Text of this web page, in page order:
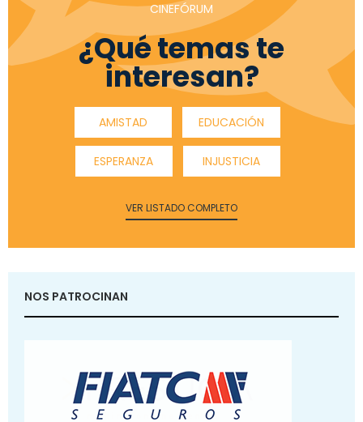
CINEFÓRUM
¿Qué temas te
interesan?
AMISTAD EDUCACIÓN
ESPERANZA INJUSTICIA
VER LISTADO COMPLETO
NOS PATROCINAN